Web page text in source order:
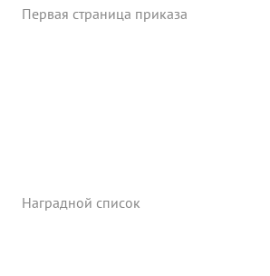
огонь противника на огневую
Первая страница приказа
Наградной список